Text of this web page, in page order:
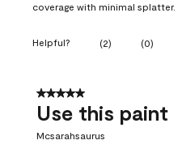
coverage with minimal splatter.
Helpful? (2) (0)
5 out of 5 stars.
Use this paint
Mcsarahsaurus